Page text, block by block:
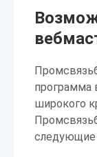
программа
широкого
следующие